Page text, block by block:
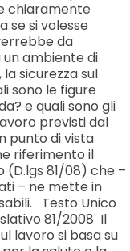
chiaramente
se si volesse
da
un ambiente di
sicurezza sul
sono le figure
e quali sono gli
previsti dal
punto di vista
riferimento il
(D.lgs 81/08) che –
– ne mette in
Testo Unico
81/2008 Il
lavoro si basa su